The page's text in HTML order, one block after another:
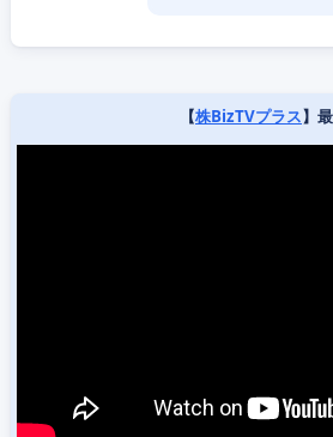
【株BizTVプラス】